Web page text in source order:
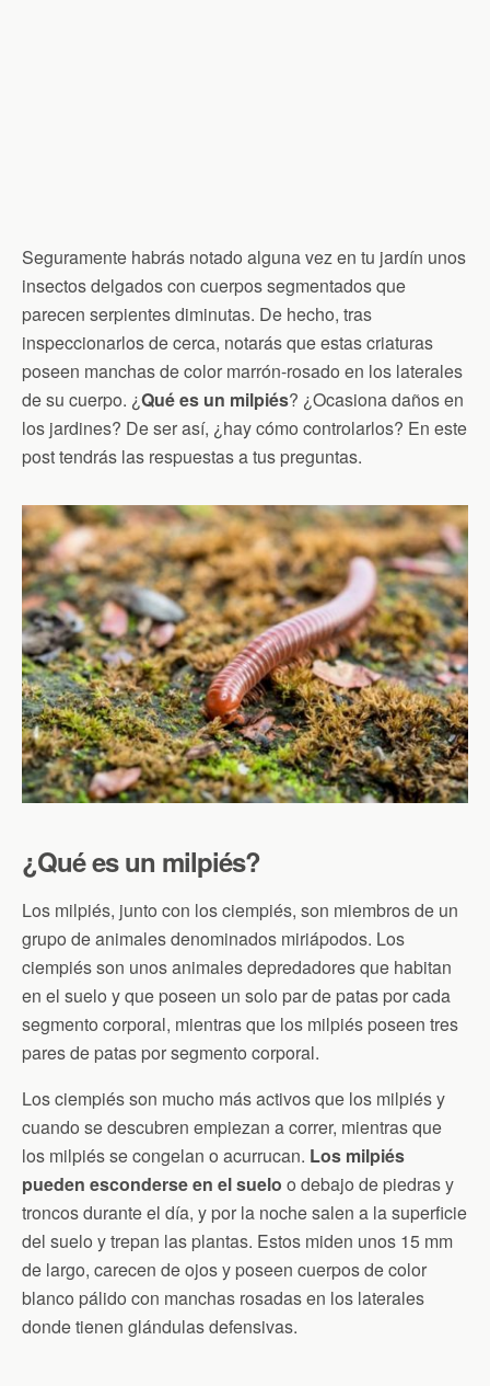
Seguramente habrás notado alguna vez en tu jardín unos
insectos delgados con cuerpos segmentados que
parecen serpientes diminutas. De hecho, tras
inspeccionarlos de cerca, notarás que estas criaturas
poseen manchas de color marrón-rosado en los laterales
de su cuerpo. ¿Qué es un milpiés? ¿Ocasiona daños en
los jardines? De ser así, ¿hay cómo controlarlos? En este
post tendrás las respuestas a tus preguntas.
¿Qué es un milpiés?
Los milpiés, junto con los ciempiés, son miembros de un
grupo de animales denominados miriápodos. Los
ciempiés son unos animales depredadores que habitan
en el suelo y que poseen un solo par de patas por cada
segmento corporal, mientras que los milpiés poseen tres
pares de patas por segmento corporal.
Los ciempiés son mucho más activos que los milpiés y
cuando se descubren empiezan a correr, mientras que
los milpiés se congelan o acurrucan. Los milpiés
pueden esconderse en el suelo o debajo de piedras y
troncos durante el día, y por la noche salen a la superficie
del suelo y trepan las plantas. Estos miden unos 15 mm
de largo, carecen de ojos y poseen cuerpos de color
blanco pálido con manchas rosadas en los laterales
donde tienen glándulas defensivas.